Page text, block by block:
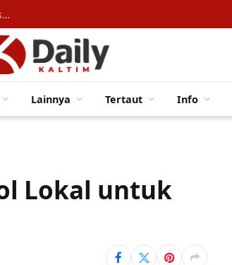
Konsumsi Rumah Tangga Topang Ekonomi Indonesia Tumbuh 5,29 Persen
Lainnya Tertaut Info
Lokal untuk